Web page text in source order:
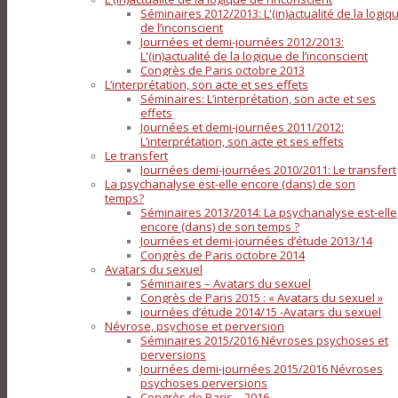
Séminaires 2012/2013: L'(in)actualité de la
de l’inconscient
Journées et demi-journées 2012/2013:
L'(in)actualité de la logique de l’inconscient
Congrès de Paris octobre 2013
L’interprétation, son acte et ses effets
Séminaires: L’interprétation, son acte et ses
effets
Journées et demi-journées 2011/2012:
L’interprétation, son acte et ses effets
Le transfert
Journées demi-journées 2010/2011: Le transfert
La psychanalyse est-elle encore (dans) de son
temps?
Séminaires 2013/2014: La psychanalyse est-elle
encore (dans) de son temps ?
Journées et demi-journées d’étude 2013/14
Congrès de Paris octobre 2014
Avatars du sexuel
Séminaires – Avatars du sexuel
Congrès de Paris 2015 : « Avatars du sexuel »
journées d’étude 2014/15 -Avatars du sexuel
Névrose, psychose et perversion
Séminaires 2015/2016 Névroses psychoses et
perversions
Journées demi-journées 2015/2016 Névroses
psychoses perversions